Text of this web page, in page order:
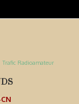
Trafic Radioamateur